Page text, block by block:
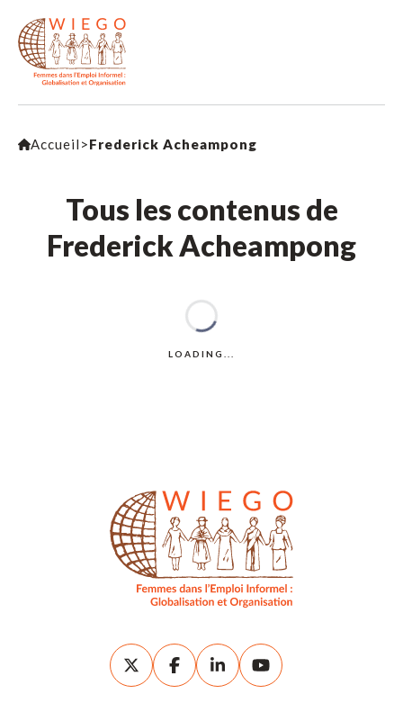
Accueil >Frederick Acheampong
Tous les contenus de
Frederick Acheampong